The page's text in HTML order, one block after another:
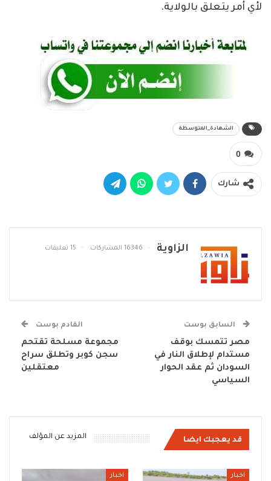
لأي أمر يتعلق بالولاية.
الشهادة_المتوسطة
0
شارك
الزاوية 16346 المشاركات 15 تعليقات
السابق بوست
مصر تتمسك بوقف
مستدام لإطلاق النار في
السودان ثم عقد الحوار
السياسي
القادم بوست
مجموعة مسلحة تقتحم
سجن كوبر وتطلق سراح
معتقلين
قد يعجبك ايضا المزيد عن المؤلف
اخبار اخبار